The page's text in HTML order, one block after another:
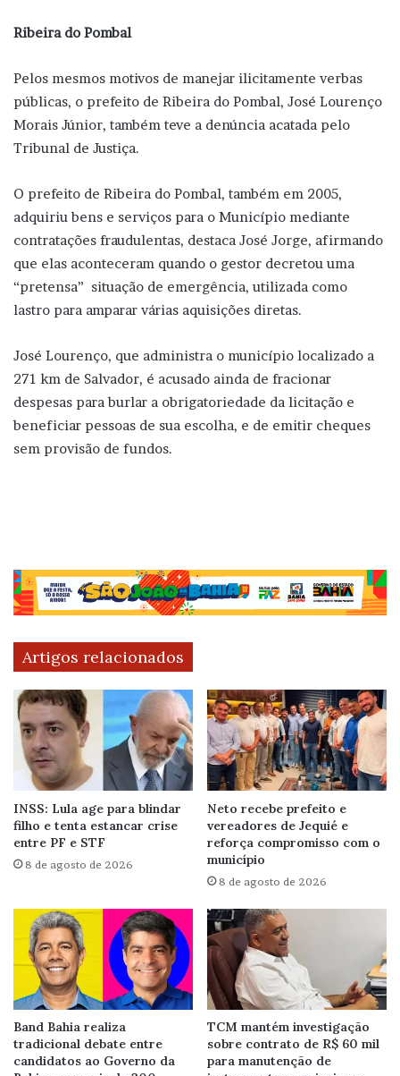
Ribeira do Pombal
Pelos mesmos motivos de manejar ilicitamente verbas
públicas, o prefeito de Ribeira do Pombal, José Lourenço
Morais Júnior, também teve a denúncia acatada pelo
Tribunal de Justiça.
O prefeito de Ribeira do Pombal, também em 2005,
adquiriu bens e serviços para o Município mediante
contratações fraudulentas, destaca José Jorge, afirmando
que elas aconteceram quando o gestor decretou uma
“pretensa” situação de emergência, utilizada como
lastro para amparar várias aquisições diretas.
José Lourenço, que administra o município localizado a
271 km de Salvador, é acusado ainda de fracionar
despesas para burlar a obrigatoriedade da licitação e
beneficiar pessoas de sua escolha, e de emitir cheques
sem provisão de fundos.
Artigos relacionados
INSS: Lula age para blindar
filho e tenta estancar crise
entre PF e STF
8 de agosto de 2026
Neto recebe prefeito e
vereadores de Jequié e
reforça compromisso com o
município
8 de agosto de 2026
Band Bahia realiza
tradicional debate entre
candidatos ao Governo da
TCM mantém investigação
sobre contrato de R$ 60 mil
para manutenção de